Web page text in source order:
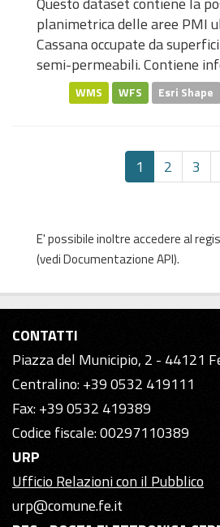
planimetrica delle aree PMI
Cassana occupate da
semi-permeabili. Contiene
WMS WFS Esri Shape
1 2 3
E' possibile inoltre accedere al
(vediDocumentazione API).
CONTATTI
Piazza del Municipio, 2 - 44121
Centralino: +39 0532 419111
Fax: +39 0532 419389
Codice fiscale: 00297110389
URP
Ufficio Relazioni con il Pubblico
urp@comune.fe.it